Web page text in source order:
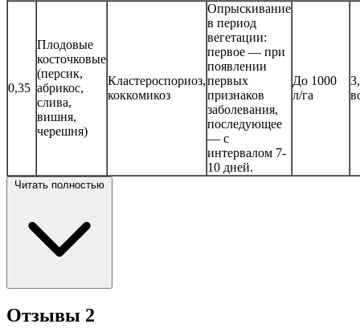
0,35
Плодовые
косточковые
(персик,
абрикос,
слива,
вишня,
черешня)
Кластероспориоз,
коккомикоз
Опрыскивание
в период
вегетации:
первое — при
появлении
первых
признаков
заболевания,
последующее
— с
интервалом 7-
10 дней.
До 1000
л/га
Читать полностью
Отзывы 2